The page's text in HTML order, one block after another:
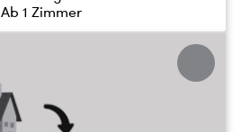
Ab 1 Zimmer